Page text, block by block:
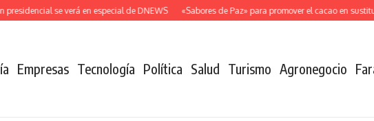
se verá en especial de DNEWS «Sabores de Paz» para promover el cacao en
Empresas Tecnología Política Salud Turismo Agronegocio